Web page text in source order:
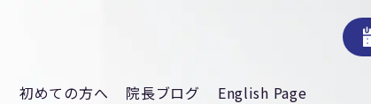
初めての方へ 院長ブログ English Page